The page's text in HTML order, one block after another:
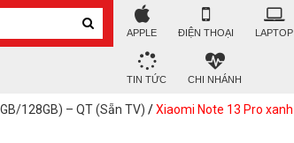
APPLE ĐIỆN THOẠI LAPTOP
TIN TỨC CHI NHÁNH
128GB) – QT (Sẵn TV) /Xiaomi Note 13 Pro xanh